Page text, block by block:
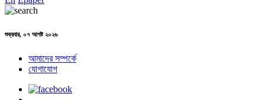
শুক্রবার, ০৭ আগষ্ট ২০২৬
আমাদের সম্পর্কে
যোগাযোগ